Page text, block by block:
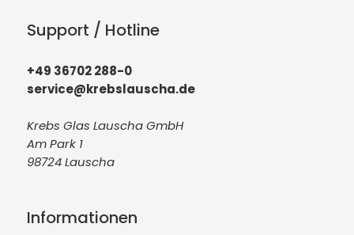
Support / Hotline
+49 36702 288-0
service@krebslauscha.de
Krebs Glas Lauscha GmbH
Am Park 1
98724 Lauscha
Informationen